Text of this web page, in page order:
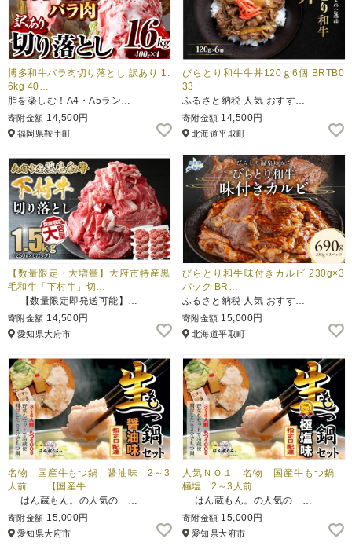
博多和牛バラ肉切り落とし 訳あり 1.
6kg 40…
脂を楽しむ！A4・A5ラン…
寄附金額 14,500円
福岡県鞍手町
びらとり和牛牛丼120ｇ6個 BRTB0
33
ふるさと納税 人気 おすす…
寄附金額 14,500円
北海道平取町
【数量限定・大増量】大府市特産黒
毛和牛「下村牛」切…
【数量限定即発送可能】…
寄附金額 14,500円
愛知県大府市
びらとり和牛味付きカルビ 230g×3
パック BR…
ふるさと納税 人気 おすす…
寄附金額 15,000円
北海道平取町
名物 国産牛もつ鍋 醤油味 2～3
人前 【国産牛…
はん蔵もん。の人気の …
寄附金額 15,000円
愛知県大府市
人気ＮＯ１ 名物 国産牛もつ鍋
極塩 2～3人前 …
はん蔵もん。の人気の …
寄附金額 15,000円
愛知県大府市